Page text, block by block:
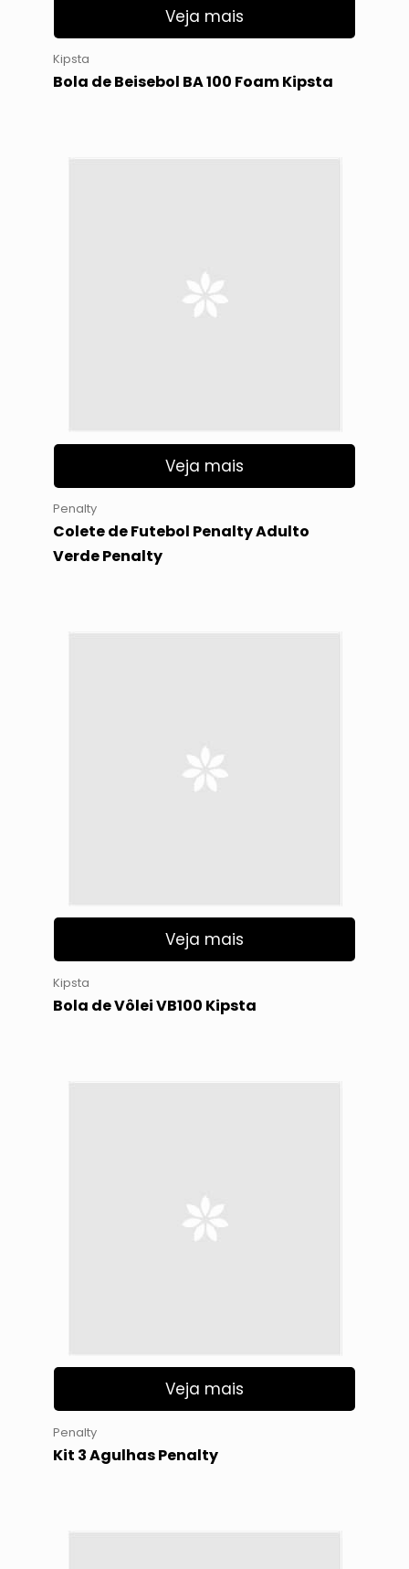
Veja mais
Kipsta
Bola de Beisebol BA 100 Foam Kipsta
Veja mais
Penalty
Colete de Futebol Penalty Adulto
Verde Penalty
Veja mais
Kipsta
Bola de Vôlei VB100 Kipsta
Veja mais
Penalty
Kit 3 Agulhas Penalty